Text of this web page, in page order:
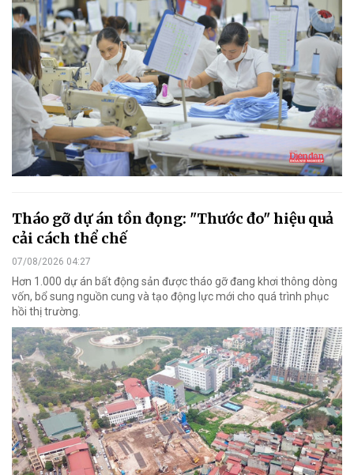
Tháo gỡ dự án tồn đọng: "Thước đo" hiệu quả
cải cách thể chế
07/08/2026 04:27
Hơn 1.000 dự án bất động sản được tháo gỡ đang khơi thông dòng
vốn, bổ sung nguồn cung và tạo động lực mới cho quá trình phục
hồi thị trường.